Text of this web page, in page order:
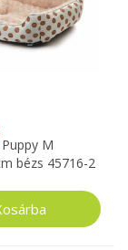
Puppy M
bézs 45716-2